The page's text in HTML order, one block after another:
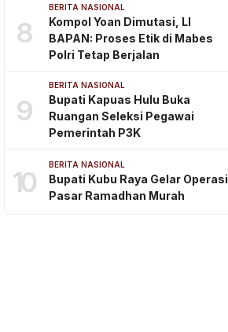
Kalimantan Barat
8
BERITA NASIONAL
Kompol Yoan Dimutasi, LI
BAPAN: Proses Etik di Mabes
Polri Tetap Berjalan
9
BERITA NASIONAL
Bupati Kapuas Hulu Buka
Ruangan Seleksi Pegawai
Pemerintah P3K
10
BERITA NASIONAL
Bupati Kubu Raya Gelar Operasi
Pasar Ramadhan Murah